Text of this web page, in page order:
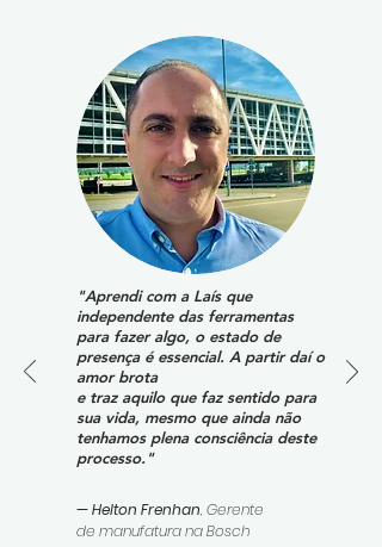
"Aprendi com a Laís que
independente das ferramentas
para fazer algo, o estado de
presença é essencial. A partir daí o
amor brota
e traz aquilo que faz sentido para
sua vida, mesmo que ainda não
tenhamos plena consciência deste
processo."
— Helton Frenhan, Gerente
de manufatura na Bosch